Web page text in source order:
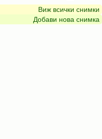
Виж всички снимки
Добави нова снимка